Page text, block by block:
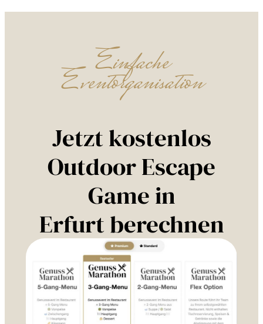
Einfache
Eventorganisation
Jetzt kostenlos
Outdoor Escape
Game in
Erfurt berechnen